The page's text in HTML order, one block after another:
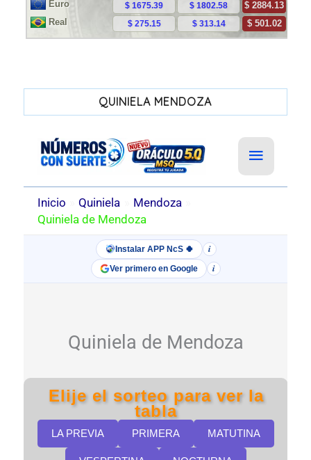
QUINIELA MENDOZA